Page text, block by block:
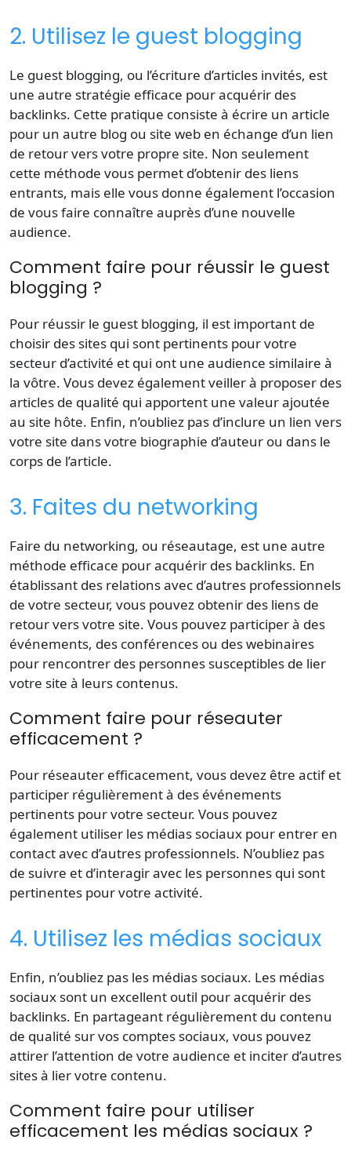
2. Utilisez le guest blogging
Le guest blogging, ou l’écriture d’articles invités, est
une autre stratégie efficace pour acquérir des
backlinks. Cette pratique consiste à écrire un article
pour un autre blog ou site web en échange d’un lien
de retour vers votre propre site. Non seulement
cette méthode vous permet d’obtenir des liens
entrants, mais elle vous donne également l’occasion
de vous faire connaître auprès d’une nouvelle
audience.
Comment faire pour réussir le guest
blogging ?
Pour réussir le guest blogging, il est important de
choisir des sites qui sont pertinents pour votre
secteur d’activité et qui ont une audience similaire à
la vôtre. Vous devez également veiller à proposer des
articles de qualité qui apportent une valeur ajoutée
au site hôte. Enfin, n’oubliez pas d’inclure un lien vers
votre site dans votre biographie d’auteur ou dans le
corps de l’article.
3. Faites du networking
Faire du networking, ou réseautage, est une autre
méthode efficace pour acquérir des backlinks. En
établissant des relations avec d’autres professionnels
de votre secteur, vous pouvez obtenir des liens de
retour vers votre site. Vous pouvez participer à des
événements, des conférences ou des webinaires
pour rencontrer des personnes susceptibles de lier
votre site à leurs contenus.
Comment faire pour réseauter
efficacement ?
Pour réseauter efficacement, vous devez être actif et
participer régulièrement à des événements
pertinents pour votre secteur. Vous pouvez
également utiliser les médias sociaux pour entrer en
contact avec d’autres professionnels. N’oubliez pas
de suivre et d’interagir avec les personnes qui sont
pertinentes pour votre activité.
4. Utilisez les médias sociaux
Enfin, n’oubliez pas les médias sociaux. Les médias
sociaux sont un excellent outil pour acquérir des
backlinks. En partageant régulièrement du contenu
de qualité sur vos comptes sociaux, vous pouvez
attirer l’attention de votre audience et inciter d’autres
sites à lier votre contenu.
Comment faire pour utiliser
efficacement les médias sociaux ?